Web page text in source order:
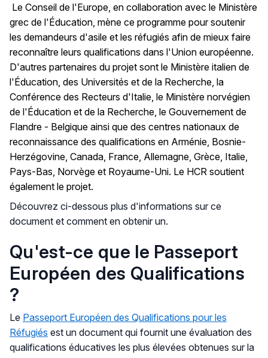
Le Conseil de l'Europe, en collaboration avec le Ministère
grec de l'Éducation, mène ce programme pour soutenir
les demandeurs d'asile et les réfugiés afin de mieux faire
reconnaître leurs qualifications dans l'Union européenne.
D'autres partenaires du projet sont le Ministère italien de
l'Éducation, des Universités et de la Recherche, la
Conférence des Recteurs d'Italie, le Ministère norvégien
de l'Éducation et de la Recherche, le Gouvernement de
Flandre - Belgique ainsi que des centres nationaux de
reconnaissance des qualifications en Arménie, Bosnie-
Herzégovine, Canada, France, Allemagne, Grèce, Italie,
Pays-Bas, Norvège et Royaume-Uni. Le HCR soutient
également le projet.
Découvrez ci-dessous plus d'informations sur ce
document et comment en obtenir un.
Qu'est-ce que le Passeport
Européen des Qualifications
?
Le Passeport Européen des Qualifications pour les
Réfugiés est un document qui fournit une évaluation des
qualifications éducatives les plus élevées obtenues sur la